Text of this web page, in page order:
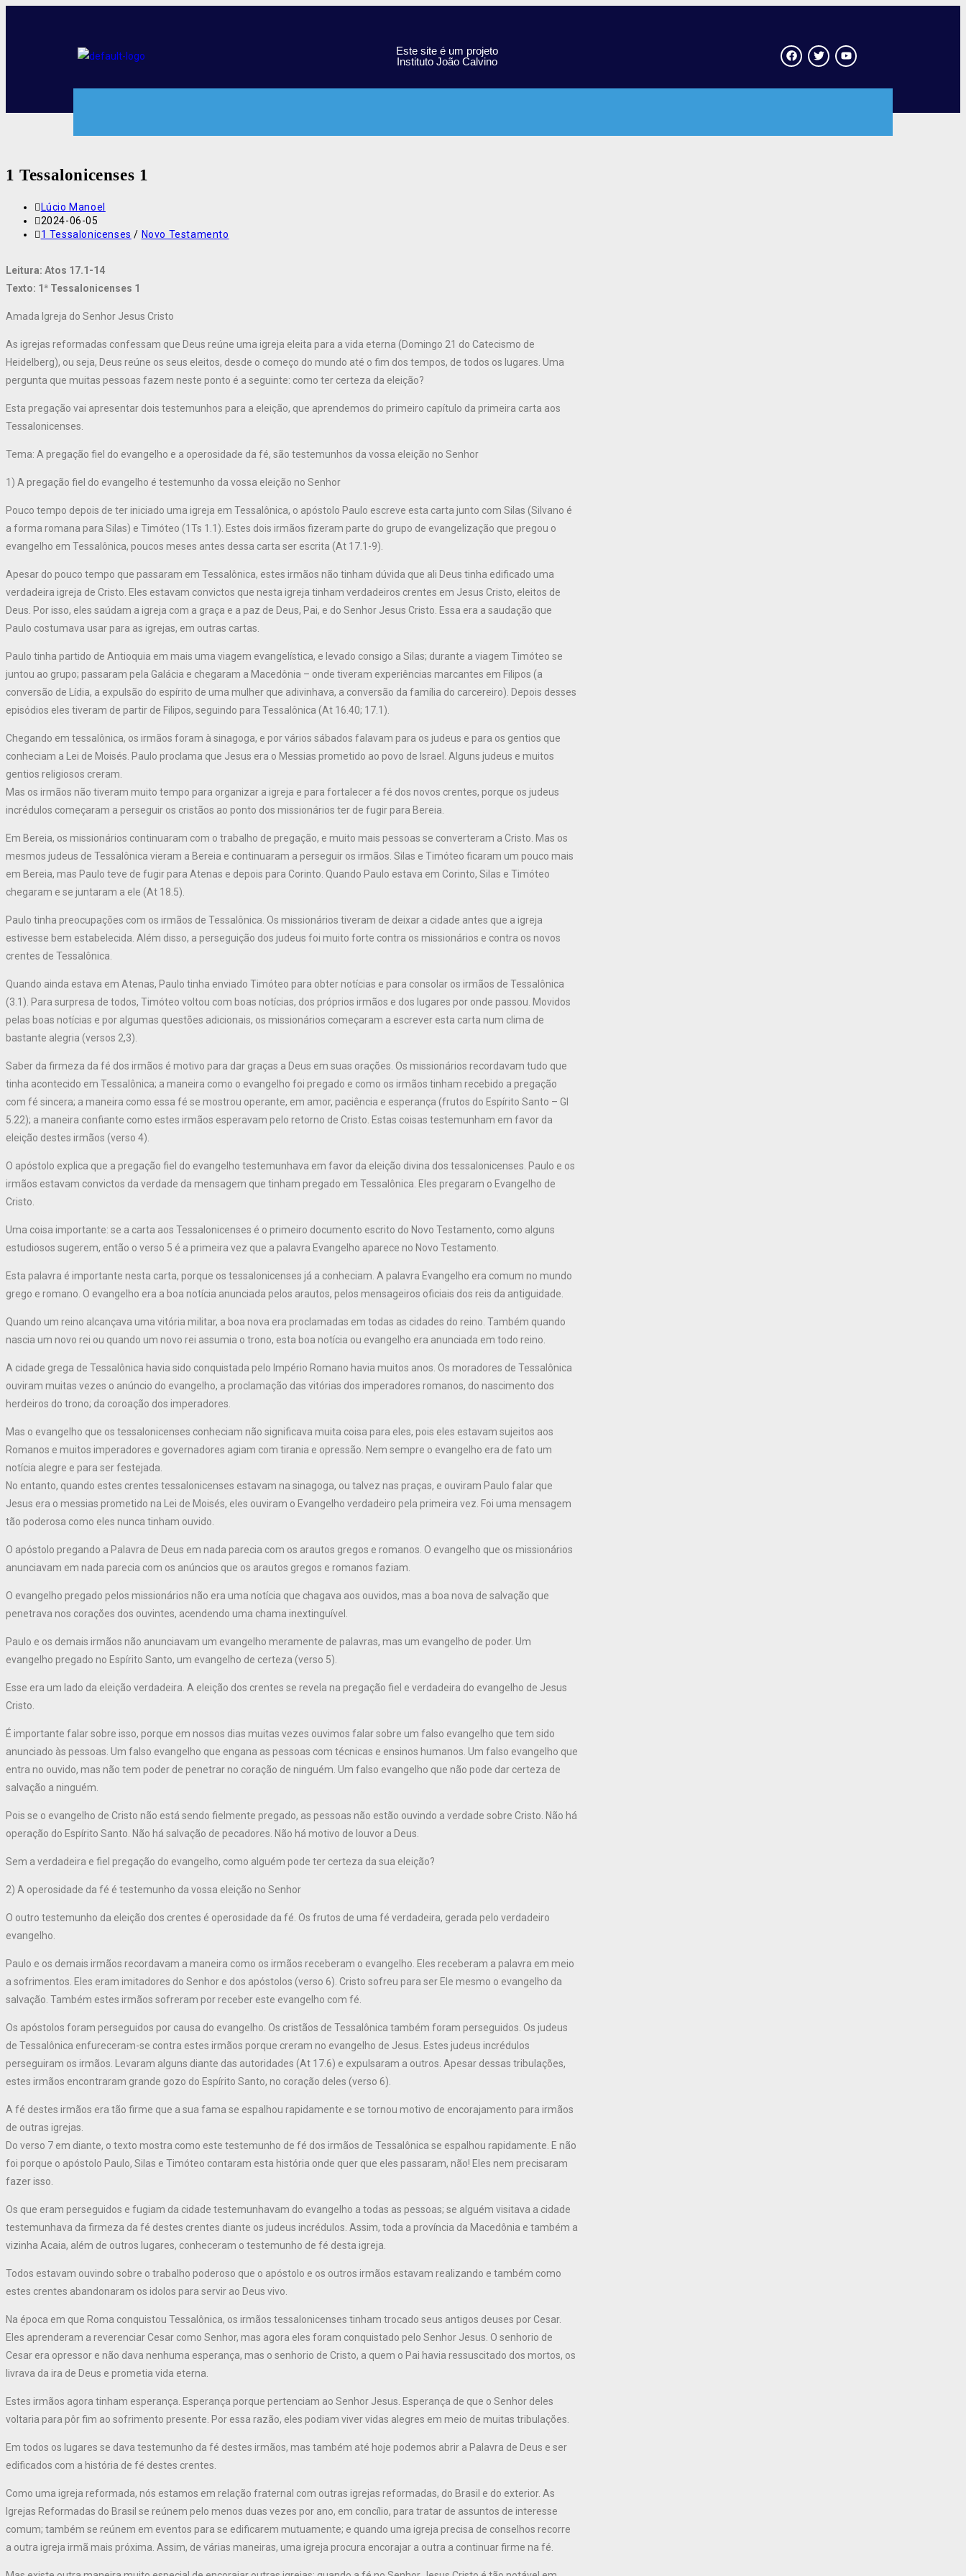
Este site é um projeto
Instituto João Calvino
1 Tessalonicenses 1
Lúcio Manoel
2024-06-05
1 Tessalonicenses / Novo Testamento
Leitura: Atos 17.1-14
Texto: 1ª Tessalonicenses 1
Amada Igreja do Senhor Jesus Cristo
As igrejas reformadas confessam que Deus reúne uma igreja eleita para a vida eterna (Domingo 21 do Catecismo de
Heidelberg), ou seja, Deus reúne os seus eleitos, desde o começo do mundo até o fim dos tempos, de todos os lugares. Uma
pergunta que muitas pessoas fazem neste ponto é a seguinte: como ter certeza da eleição?
Esta pregação vai apresentar dois testemunhos para a eleição, que aprendemos do primeiro capítulo da primeira carta aos
Tessalonicenses.
Tema: A pregação fiel do evangelho e a operosidade da fé, são testemunhos da vossa eleição no Senhor
1) A pregação fiel do evangelho é testemunho da vossa eleição no Senhor
Pouco tempo depois de ter iniciado uma igreja em Tessalônica, o apóstolo Paulo escreve esta carta junto com Silas (Silvano é
a forma romana para Silas) e Timóteo (1Ts 1.1). Estes dois irmãos fizeram parte do grupo de evangelização que pregou o
evangelho em Tessalônica, poucos meses antes dessa carta ser escrita (At 17.1-9).
Apesar do pouco tempo que passaram em Tessalônica, estes irmãos não tinham dúvida que ali Deus tinha edificado uma
verdadeira igreja de Cristo. Eles estavam convictos que nesta igreja tinham verdadeiros crentes em Jesus Cristo, eleitos de
Deus. Por isso, eles saúdam a igreja com a graça e a paz de Deus, Pai, e do Senhor Jesus Cristo. Essa era a saudação que
Paulo costumava usar para as igrejas, em outras cartas.
Paulo tinha partido de Antioquia em mais uma viagem evangelística, e levado consigo a Silas; durante a viagem Timóteo se
juntou ao grupo; passaram pela Galácia e chegaram a Macedônia – onde tiveram experiências marcantes em Filipos (a
conversão de Lídia, a expulsão do espírito de uma mulher que adivinhava, a conversão da família do carcereiro). Depois desses
episódios eles tiveram de partir de Filipos, seguindo para Tessalônica (At 16.40; 17.1).
Chegando em tessalônica, os irmãos foram à sinagoga, e por vários sábados falavam para os judeus e para os gentios que
conheciam a Lei de Moisés. Paulo proclama que Jesus era o Messias prometido ao povo de Israel. Alguns judeus e muitos
gentios religiosos creram.
Mas os irmãos não tiveram muito tempo para organizar a igreja e para fortalecer a fé dos novos crentes, porque os judeus
incrédulos começaram a perseguir os cristãos ao ponto dos missionários ter de fugir para Bereia.
Em Bereia, os missionários continuaram com o trabalho de pregação, e muito mais pessoas se converteram a Cristo. Mas os
mesmos judeus de Tessalônica vieram a Bereia e continuaram a perseguir os irmãos. Silas e Timóteo ficaram um pouco mais
em Bereia, mas Paulo teve de fugir para Atenas e depois para Corinto. Quando Paulo estava em Corinto, Silas e Timóteo
chegaram e se juntaram a ele (At 18.5).
Paulo tinha preocupações com os irmãos de Tessalônica. Os missionários tiveram de deixar a cidade antes que a igreja
estivesse bem estabelecida. Além disso, a perseguição dos judeus foi muito forte contra os missionários e contra os novos
crentes de Tessalônica.
Quando ainda estava em Atenas, Paulo tinha enviado Timóteo para obter notícias e para consolar os irmãos de Tessalônica
(3.1). Para surpresa de todos, Timóteo voltou com boas notícias, dos próprios irmãos e dos lugares por onde passou. Movidos
pelas boas notícias e por algumas questões adicionais, os missionários começaram a escrever esta carta num clima de
bastante alegria (versos 2,3).
Saber da firmeza da fé dos irmãos é motivo para dar graças a Deus em suas orações. Os missionários recordavam tudo que
tinha acontecido em Tessalônica; a maneira como o evangelho foi pregado e como os irmãos tinham recebido a pregação
com fé sincera; a maneira como essa fé se mostrou operante, em amor, paciência e esperança (frutos do Espírito Santo – Gl
5.22); a maneira confiante como estes irmãos esperavam pelo retorno de Cristo. Estas coisas testemunham em favor da
eleição destes irmãos (verso 4).
O apóstolo explica que a pregação fiel do evangelho testemunhava em favor da eleição divina dos tessalonicenses. Paulo e os
irmãos estavam convictos da verdade da mensagem que tinham pregado em Tessalônica. Eles pregaram o Evangelho de
Cristo.
Uma coisa importante: se a carta aos Tessalonicenses é o primeiro documento escrito do Novo Testamento, como alguns
estudiosos sugerem, então o verso 5 é a primeira vez que a palavra Evangelho aparece no Novo Testamento.
Esta palavra é importante nesta carta, porque os tessalonicenses já a conheciam. A palavra Evangelho era comum no mundo
grego e romano. O evangelho era a boa notícia anunciada pelos arautos, pelos mensageiros oficiais dos reis da antiguidade.
Quando um reino alcançava uma vitória militar, a boa nova era proclamadas em todas as cidades do reino. Também quando
nascia um novo rei ou quando um novo rei assumia o trono, esta boa notícia ou evangelho era anunciada em todo reino.
A cidade grega de Tessalônica havia sido conquistada pelo Império Romano havia muitos anos. Os moradores de Tessalônica
ouviram muitas vezes o anúncio do evangelho, a proclamação das vitórias dos imperadores romanos, do nascimento dos
herdeiros do trono; da coroação dos imperadores.
Mas o evangelho que os tessalonicenses conheciam não significava muita coisa para eles, pois eles estavam sujeitos aos
Romanos e muitos imperadores e governadores agiam com tirania e opressão. Nem sempre o evangelho era de fato um
notícia alegre e para ser festejada.
No entanto, quando estes crentes tessalonicenses estavam na sinagoga, ou talvez nas praças, e ouviram Paulo falar que
Jesus era o messias prometido na Lei de Moisés, eles ouviram o Evangelho verdadeiro pela primeira vez. Foi uma mensagem
tão poderosa como eles nunca tinham ouvido.
O apóstolo pregando a Palavra de Deus em nada parecia com os arautos gregos e romanos. O evangelho que os missionários
anunciavam em nada parecia com os anúncios que os arautos gregos e romanos faziam.
O evangelho pregado pelos missionários não era uma notícia que chagava aos ouvidos, mas a boa nova de salvação que
penetrava nos corações dos ouvintes, acendendo uma chama inextinguível.
Paulo e os demais irmãos não anunciavam um evangelho meramente de palavras, mas um evangelho de poder. Um
evangelho pregado no Espírito Santo, um evangelho de certeza (verso 5).
Esse era um lado da eleição verdadeira. A eleição dos crentes se revela na pregação fiel e verdadeira do evangelho de Jesus
Cristo.
É importante falar sobre isso, porque em nossos dias muitas vezes ouvimos falar sobre um falso evangelho que tem sido
anunciado às pessoas. Um falso evangelho que engana as pessoas com técnicas e ensinos humanos. Um falso evangelho que
entra no ouvido, mas não tem poder de penetrar no coração de ninguém. Um falso evangelho que não pode dar certeza de
salvação a ninguém.
Pois se o evangelho de Cristo não está sendo fielmente pregado, as pessoas não estão ouvindo a verdade sobre Cristo. Não há
operação do Espírito Santo. Não há salvação de pecadores. Não há motivo de louvor a Deus.
Sem a verdadeira e fiel pregação do evangelho, como alguém pode ter certeza da sua eleição?
2) A operosidade da fé é testemunho da vossa eleição no Senhor
O outro testemunho da eleição dos crentes é operosidade da fé. Os frutos de uma fé verdadeira, gerada pelo verdadeiro
evangelho.
Paulo e os demais irmãos recordavam a maneira como os irmãos receberam o evangelho. Eles receberam a palavra em meio
a sofrimentos. Eles eram imitadores do Senhor e dos apóstolos (verso 6). Cristo sofreu para ser Ele mesmo o evangelho da
salvação. Também estes irmãos sofreram por receber este evangelho com fé.
Os apóstolos foram perseguidos por causa do evangelho. Os cristãos de Tessalônica também foram perseguidos. Os judeus
de Tessalônica enfureceram-se contra estes irmãos porque creram no evangelho de Jesus. Estes judeus incrédulos
perseguiram os irmãos. Levaram alguns diante das autoridades (At 17.6) e expulsaram a outros. Apesar dessas tribulações,
estes irmãos encontraram grande gozo do Espírito Santo, no coração deles (verso 6).
A fé destes irmãos era tão firme que a sua fama se espalhou rapidamente e se tornou motivo de encorajamento para irmãos
de outras igrejas.
Do verso 7 em diante, o texto mostra como este testemunho de fé dos irmãos de Tessalônica se espalhou rapidamente. E não
foi porque o apóstolo Paulo, Silas e Timóteo contaram esta história onde quer que eles passaram, não! Eles nem precisaram
fazer isso.
Os que eram perseguidos e fugiam da cidade testemunhavam do evangelho a todas as pessoas; se alguém visitava a cidade
testemunhava da firmeza da fé destes crentes diante os judeus incrédulos. Assim, toda a província da Macedônia e também a
vizinha Acaia, além de outros lugares, conheceram o testemunho de fé desta igreja.
Todos estavam ouvindo sobre o trabalho poderoso que o apóstolo e os outros irmãos estavam realizando e também como
estes crentes abandonaram os idolos para servir ao Deus vivo.
Na época em que Roma conquistou Tessalônica, os irmãos tessalonicenses tinham trocado seus antigos deuses por Cesar.
Eles aprenderam a reverenciar Cesar como Senhor, mas agora eles foram conquistado pelo Senhor Jesus. O senhorio de
Cesar era opressor e não dava nenhuma esperança, mas o senhorio de Cristo, a quem o Pai havia ressuscitado dos mortos, os
livrava da ira de Deus e prometia vida eterna.
Estes irmãos agora tinham esperança. Esperança porque pertenciam ao Senhor Jesus. Esperança de que o Senhor deles
voltaria para pôr fim ao sofrimento presente. Por essa razão, eles podiam viver vidas alegres em meio de muitas tribulações.
Em todos os lugares se dava testemunho da fé destes irmãos, mas também até hoje podemos abrir a Palavra de Deus e ser
edificados com a história de fé destes crentes.
Como uma igreja reformada, nós estamos em relação fraternal com outras igrejas reformadas, do Brasil e do exterior. As
Igrejas Reformadas do Brasil se reúnem pelo menos duas vezes por ano, em concílio, para tratar de assuntos de interesse
comum; também se reúnem em eventos para se edificarem mutuamente; e quando uma igreja precisa de conselhos recorre
a outra igreja irmã mais próxima. Assim, de várias maneiras, uma igreja procura encorajar a outra a continuar firme na fé.